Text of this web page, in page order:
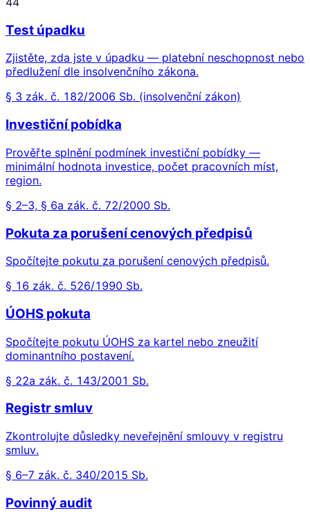
Test úpadku
Zjistěte, zda jste v úpadku — platební neschopnost nebo
předlužení dle insolvenčního zákona.
§ 3 zák. č. 182/2006 Sb. (insolvenční zákon)
Investiční pobídka
Prověřte splnění podmínek investiční pobídky —
minimální hodnota investice, počet pracovních míst,
region.
§ 2–3, § 6a zák. č. 72/2000 Sb.
Pokuta za porušení cenových předpisů
Spočítejte pokutu za porušení cenových předpisů.
§ 16 zák. č. 526/1990 Sb.
ÚOHS pokuta
Spočítejte pokutu ÚOHS za kartel nebo zneužití
dominantního postavení.
§ 22a zák. č. 143/2001 Sb.
Registr smluv
Zkontrolujte důsledky neveřejnění smlouvy v registru
smluv.
§ 6–7 zák. č. 340/2015 Sb.
Povinný audit